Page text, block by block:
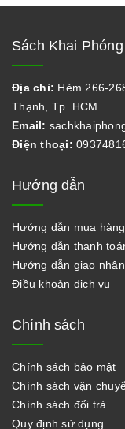
Sách Khai Phóng
Địa chỉ: Hẻm 266-
Thạnh, Tp. HCM
Email:
Điện thoại:
Hướng dẫn
Hướng dẫn mua hàng
Hướng dẫn thanh
Hướng dẫn giao nhận
Điều khoản dịch vụ
Chính sách
Chính sách bảo mật
Chính sách vận
Chính sách đổi trả
Quy định sử dụng